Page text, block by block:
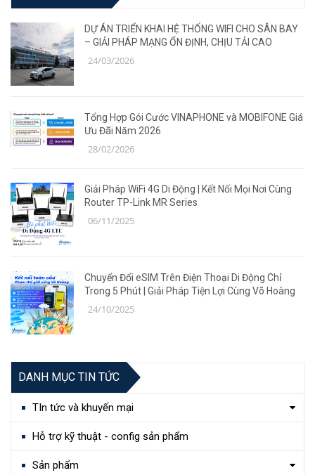
DỰ ÁN TRIỂN KHAI HỆ THỐNG WIFI CHO SÂN BAY
– GIẢI PHÁP MẠNG ỔN ĐỊNH, CHỊU TẢI CAO
24/03/2026
Tổng Hợp Gói Cước VINAPHONE và MOBIFONE Giá
Ưu Đãi Năm 2026
28/02/2026
Giải Pháp WiFi 4G Di Động | Kết Nối Mọi Nơi Cùng
Router TP-Link MR Series
06/11/2025
Chuyển Đổi eSIM Trên Điện Thoại Di Động Chỉ
Trong 5 Phút | Giải Pháp Tiện Lợi Cùng Võ Hoàng
24/10/2025
DANH MỤC TIN TỨC
TIn tức và khuyến mại
Hỗ trợ kỹ thuật - config sản phẩm
Sản phẩm